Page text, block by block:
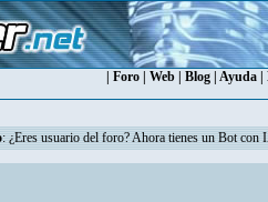
Foro| Web| Blog| Ayuda|
: ¿Eres usuario del foro? Ahora tienes un Bot con